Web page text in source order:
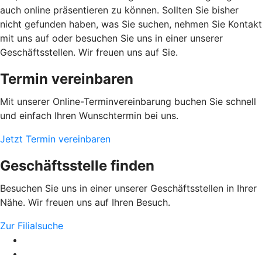
auch online präsentieren zu können. Sollten Sie bisher
nicht gefunden haben, was Sie suchen, nehmen Sie Kontakt
mit uns auf oder besuchen Sie uns in einer unserer
Geschäftsstellen. Wir freuen uns auf Sie.
Termin vereinbaren
Mit unserer Online-Terminvereinbarung buchen Sie schnell
und einfach Ihren Wunschtermin bei uns.
Jetzt Termin vereinbaren
Geschäftsstelle finden
Besuchen Sie uns in einer unserer Geschäftsstellen in Ihrer
Nähe. Wir freuen uns auf Ihren Besuch.
Zur Filialsuche